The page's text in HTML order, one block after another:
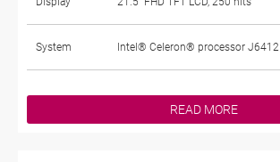
System Intel® Celeron® processor J6412
READ MORE